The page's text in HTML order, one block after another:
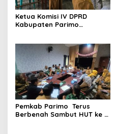
Ketua Komisi IV DPRD
Kabupaten Parimo
Sidang 2025/2026
Pemkab Parimo Terus
Berbenah Sambut HUT ke –